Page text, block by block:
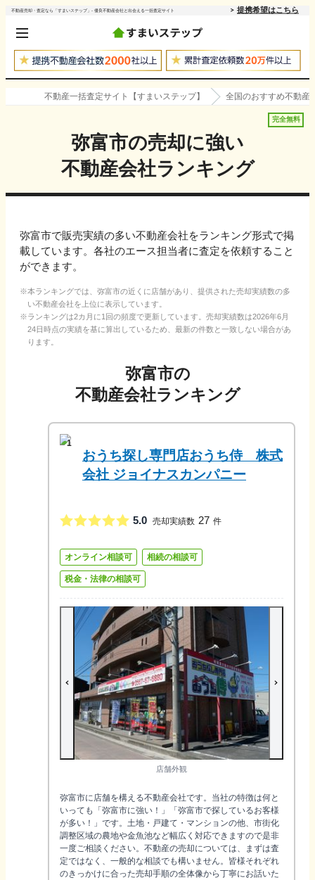
不動産売却・査定なら「すまいステップ」- 優良不動産会社と出会える一括査定サイト 提携希望はこちら
不動産一括査定サイト【すまいステップ】 全国のおすすめ不動産
完全無料
弥富市の売却に強い
不動産会社ランキング
弥富市で販売実績の多い不動産会社をランキング形式で掲
載しています。各社のエース担当者に査定を依頼すること
ができます。
本ランキングでは、 弥富市の近くに店舗があり、提供された売却実績数の多
い不動産会社を上位に表示しています。
ランキングは2カ月に1回の頻度で更新しています。売却実績数は2026年6月
24日時点の実績を基に算出しているため、最新の件数と一致しない場合があ
ります。
弥富市の
不動産会社ランキング
1
おうち探し専門店おうち侍 株式
会社 ジョイナスカンパニー
5.0 売却実績数 27 件
オンライン相談可 相続の相談可
税金・法律の相談可
店舗外観
弥富市に店舗を構える不動産会社です。当社の特徴は何と
いっても「弥富市に強い！」「弥富市で探しているお客様
が多い！」です。土地・戸建て・マンションの他、市街化
調整区域の農地や金魚池など幅広く対応できますので是非
一度ご相談ください。不動産の売却については、まずは査
定ではなく、一般的な相談でも構いません。皆様それぞれ
のきっかけに合った売却手順の全体像から丁寧にお話いた